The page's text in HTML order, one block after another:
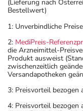
(Lieferung nach
Bestellwert)
1: Unverbindliche
2: MediPreis-
die Arzneimittel-
Produkt ausweist
zwischenzeitlich
Versandapotheken
3: Preisvorteil bezogen
4: Preisvorteil bezogen